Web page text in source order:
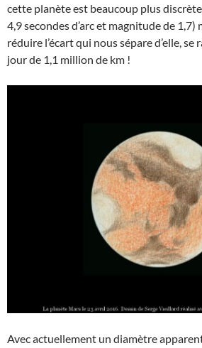
cette planète est beaucoup plus
4,9 secondes d’arc et magnitude de 1,7)
réduire l’écart qui nous sépare d’elle,
jour de 1,1 million de km !
Avec actuellement un diamètre